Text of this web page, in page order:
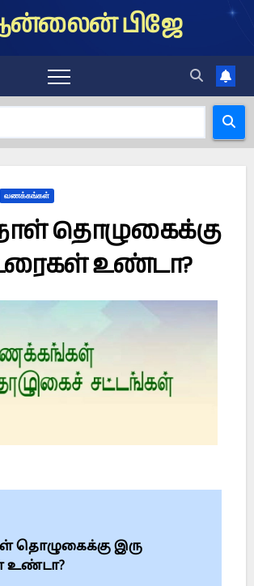
பிஜே
வணக்கங்கள்
தொழுகைக்கு
உண்டா?
தொழுகைக்கு இரு
உண்டா?